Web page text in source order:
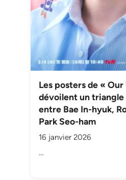
Les posters de «
dévoilent un triangle
entre Bae In-hyuk,
Park Seo-ham
16 janvier 2026
…